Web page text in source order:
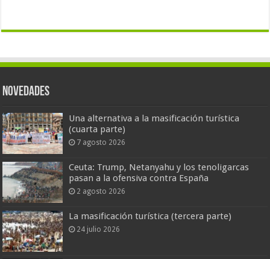
Novedades
Una alternativa a la masificación turística
(cuarta parte)
7 agosto 2026
Ceuta: Trump, Netanyahu y los tenoligarcas
pasan a la ofensiva contra España
2 agosto 2026
La masificación turística (tercera parte)
24 julio 2026